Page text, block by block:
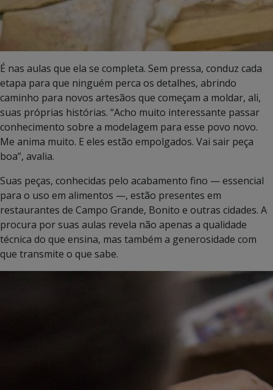
É nas aulas que ela se completa. Sem pressa, conduz cada
etapa para que ninguém perca os detalhes, abrindo
caminho para novos artesãos que começam a moldar, ali,
suas próprias histórias. “Acho muito interessante passar
conhecimento sobre a modelagem para esse povo novo.
Me anima muito. E eles estão empolgados. Vai sair peça
boa”, avalia.
Suas peças, conhecidas pelo acabamento fino — essencial
para o uso em alimentos —, estão presentes em
restaurantes de Campo Grande, Bonito e outras cidades. A
procura por suas aulas revela não apenas a qualidade
técnica do que ensina, mas também a generosidade com
que transmite o que sabe.